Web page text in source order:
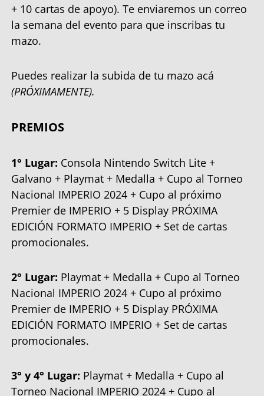
+ 10 cartas de apoyo). Te enviaremos un correo
la semana del evento para que inscribas tu
mazo.
Puedes realizar la subida de tu mazo acá
(PRÓXIMAMENTE).
PREMIOS
1° Lugar: Consola Nintendo Switch Lite +
Galvano + Playmat + Medalla + Cupo al Torneo
Nacional IMPERIO 2024 + Cupo al próximo
Premier de IMPERIO + 5 Display PRÓXIMA
EDICIÓN FORMATO IMPERIO + Set de cartas
promocionales.
2° Lugar: Playmat + Medalla + Cupo al Torneo
Nacional IMPERIO 2024 + Cupo al próximo
Premier de IMPERIO + 5 Display PRÓXIMA
EDICIÓN FORMATO IMPERIO + Set de cartas
promocionales.
3° y 4° Lugar: Playmat + Medalla + Cupo al
Torneo Nacional IMPERIO 2024 + Cupo al